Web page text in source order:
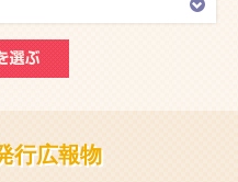
行広報物